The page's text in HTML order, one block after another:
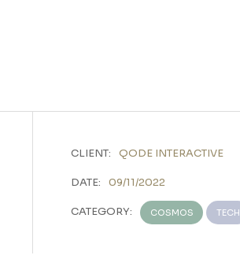
CLIENT: QODE INTERACTIVE
DATE: 09/11/2022
CATEGORY: COSMOS TECH